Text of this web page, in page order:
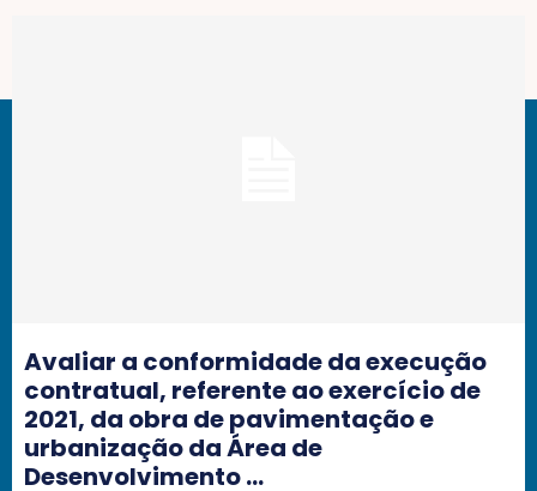
Avaliar a conformidade da execução
contratual, referente ao exercício de
2021, da obra de pavimentação e
urbanização da Área de
Desenvolvimento ...